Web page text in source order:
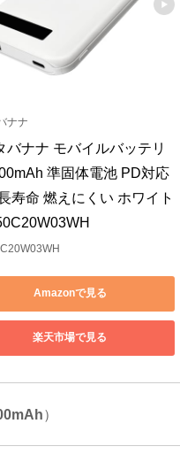
ナナ
バナナ モバイルバッテリ
準固体電池 PD対応
寿命 燃えにくい ホワイト
Amazonで見る
楽天市場で見る
）